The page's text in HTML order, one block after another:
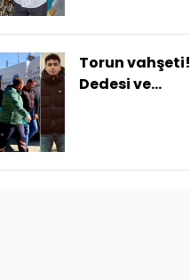
Torun vahşeti!
Dedesi ve